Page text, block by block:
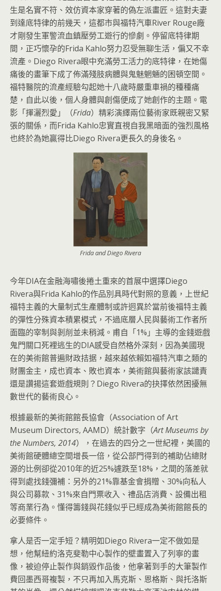
生是名實不符、效仿資本家穿著的偽左派畫匠。這對夫妻
到達底特律的前幾天，這都市與福特汽車River Rouge廠
才剛發生軍警流血鎮壓勞工遊行的慘劇。停留底特律期
間，正巧懷孕的Frida Kahlo努力忍受無聊生活，偏又不幸
流產。Diego Rivera眼中充滿勞工活力的底特律，在她傷
痛後的畫筆下成了佈滿殘肢病體與鬼魅魍魎的困頓空間。
福特醫院的流產經驗勾起她十八歲時嚴重車禍的種種痛
楚，自此以後，個人身體與創傷便成了她創作的主題。電
影「揮灑烈愛」（Frida）精彩演繹兩位藝術家既親密又緊
張的關係，而Frida Kahlo忠實直視自我黑暗面的強烈風格
也終於為她贏得比Diego Rivera更長久的身後名。
Frida and Diego Rivera
今年DIA在金融海嘯後捲土重來的首展中選擇Diego
Rivera與Frida Kahlo的作品別具時代對照的意義，上世紀
福特主義的大量制式生產體制或許迥異於當前後福特主義
的彈性分殊資本積累模式，不過底層人民與藝術工作者所
面臨的宰制與剝削並未稍減。甫自「1%」主導的金錢遊戲
鬼門關口死裡逃生的DIA感受自然格外深刻，因為美國現
在的美術館普遍財政拮据，越來越依賴如福特汽車之類的
財團金主，成也資本、敗也資本，美術館與藝術家該譴責
還是讚揚這套遊戲規則？Diego Rivera的抉擇依然困擾無
數世代的藝術良心。
根據最新的美術館館長協會（Association of Art
Museum Directors, AAMD）統計數字（Art Museums by
the Numbers, 2014），在過去的四分之一世紀裡，美國的
美術館硬體總空間增長一倍，從公部門得到的補助佔總財
源的比例卻從2010年的近25%遽跌至18%，之間的落差就
得到處找錢彌補：另外的21%靠基金會捐贈、30%向私人
與公司募款、31%來自門票收入、禮品店消費、設備出租
等商業行為。懂得籌錢與花錢似乎已經成為美術館館長的
必要條件。
拿人是否一定手短？精明如Diego Rivera一定不做如是
想，他幫紐約洛克斐勒中心製作的壁畫置入了列寧的畫
像，被迫停止製作與銷毀作品後，他拿著到手的大筆製作
費回墨西哥複製，不只再加入馬克斯、恩格斯、與托洛斯